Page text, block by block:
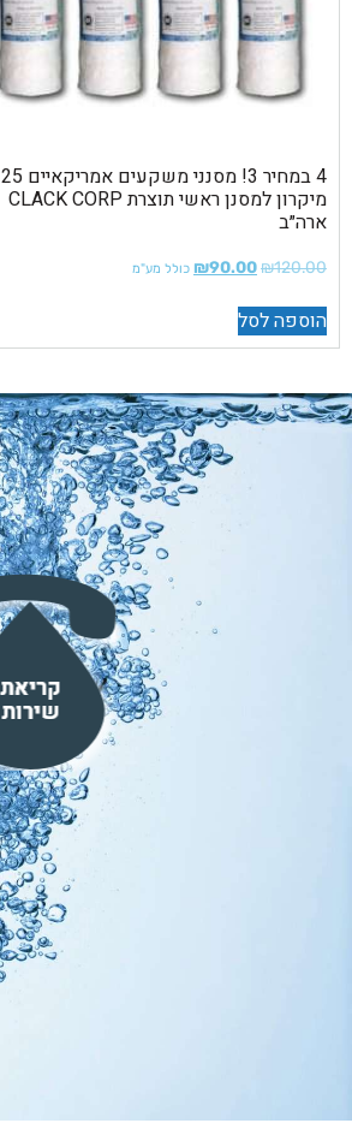
4 במחיר 3! מסנני משקעים אמריקאיים 25
מיקרון למסנן ראשי תוצרת CLACK CORP
ארה״ב
₪120.00
₪90.00 כולל מע"מ
הוספה לסל